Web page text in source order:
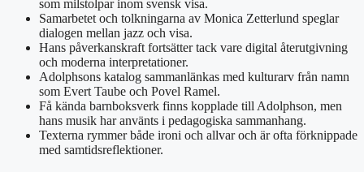
som milstolpar inom svensk visa.
Samarbetet och tolkningarna av Monica Zetterlund speglar
dialogen mellan jazz och visa.
Hans påverkanskraft fortsätter tack vare digital återutgivning
och moderna interpretationer.
Adolphsons katalog sammanlänkas med kulturarv från namn
som Evert Taube och Povel Ramel.
Få kända barnboksverk finns kopplade till Adolphson, men
hans musik har använts i pedagogiska sammanhang.
Texterna rymmer både ironi och allvar och är ofta förknippade
med samtidsreflektioner.